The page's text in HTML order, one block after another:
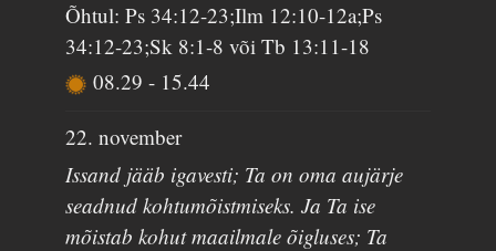
Õhtul: Ps 34:12-23;Ilm 12:10-12a;Ps
34:12-23;Sk 8:1-8 või Tb 13:11-18
08.29- 15.44
22. november
Issand jääb igavesti; Ta on oma aujärje
seadnud kohtumõistmiseks. Ja Ta ise
mõistab kohut maailmale õigluses; Ta